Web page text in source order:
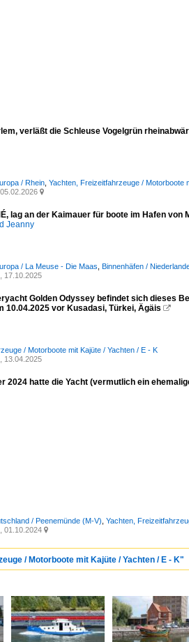
verläßt die Schleuse Vogelgrün
/ Rhein Yachten, Freizeitfahrzeuge / Motorboote

lag an der Kaimauer für boote im Hafen von
Jeanny
/ La Meuse - Die Maas Binnenhäfen /
17.10.2025
Golden Odyssey befindet sich dieses
10.04.2025 vor Kusadasi, Türkei, Ägäis 
/ Motorboote mit Kajüte / Yachten / E - K
13.04.2025
2024 hatte die Yacht (vermutlich ein
/ Peenemünde (M-V) Yachten,
01.10.2024 
/ Motorboote mit Kajüte / Yachten / E - K"